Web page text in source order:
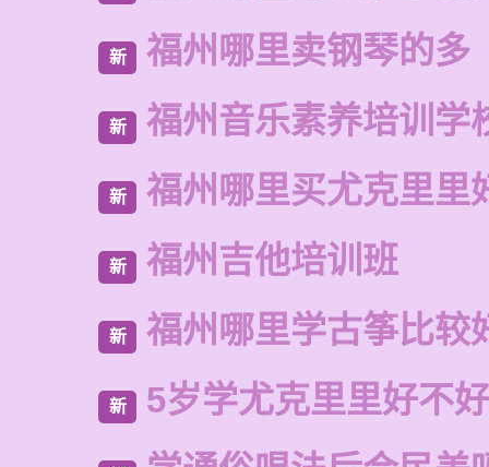
新 福州哪里卖钢琴的多
新 福州音乐素养培训学
新 福州哪里买尤克里里
新 福州吉他培训班
新 福州哪里学古筝比较
新 5岁学尤克里里好不好